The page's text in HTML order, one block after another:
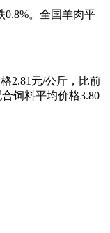
0.8%。全国羊肉平
2.81元/公斤，比前
饲料平均价格3.80